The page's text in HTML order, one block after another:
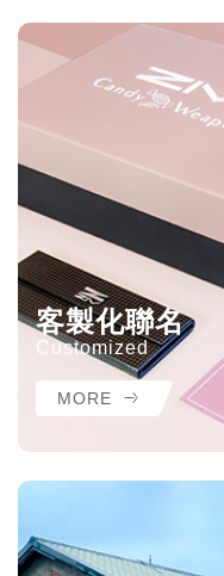
客製化聯名
Customized
MORE